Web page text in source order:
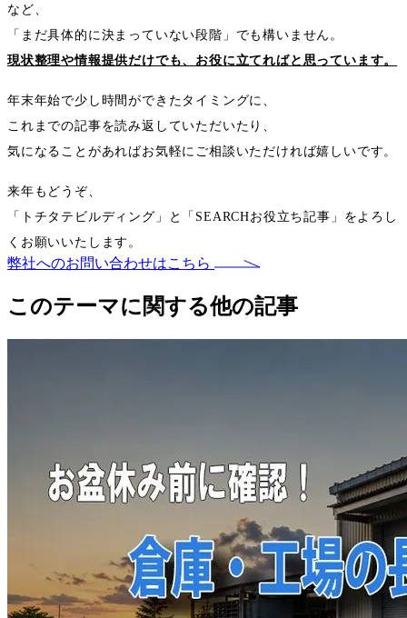
など、
「まだ具体的に決まっていない段階」でも構いません。
現状整理や情報提供だけでも、お役に立てればと思っています。
年末年始で少し時間ができたタイミングに、
これまでの記事を読み返していただいたり、
気になることがあればお気軽にご相談いただければ嬉しいです。
来年もどうぞ、
「トチタテビルディング」と「 SEARCHお役立ち記事」をよろし
くお願いいたします。
弊社へのお問い合わせはこちら
このテーマに関する他の記事